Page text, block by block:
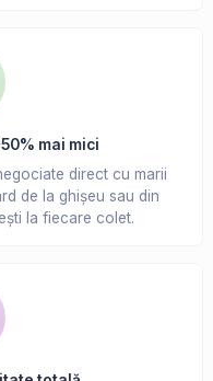
mai mici
direct cu marii
de la ghișeu sau din
la fiecare colet.